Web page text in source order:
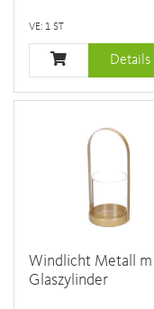
VE: 1 ST
Details
Windlicht Metall m
Glaszylinder